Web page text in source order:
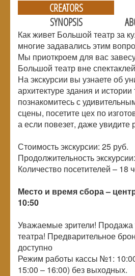
CREATORS
SYNOPSIS
Как живет Большой театр за
многие задавались этим
Мы приоткроем для вас
Большой театр вне
На экскурсии вы узнаете об
архитектуре здания и истории
познакомитесь с
сцены, посетите цех по
а если повезет, даже увидите
Стоимость экскурсии: 25 руб.
Продолжительность
Количество посетителей – 18
Место и время сбора –
10:50
Уважаемые зрители! Продажа
театра! Предварительное
доступно
Режим работы кассы №1:
15:00 – 16:00) без выходных.